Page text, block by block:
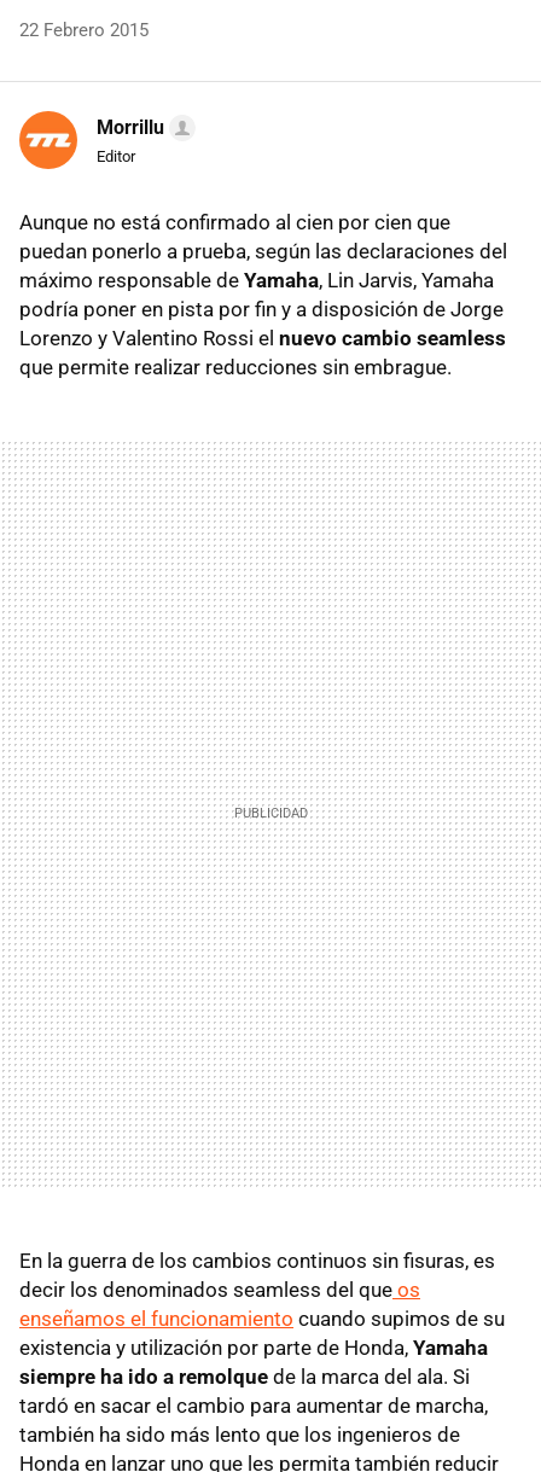
22 Febrero 2015
Morrillu
Editor
Aunque no está confirmado al cien por cien que
puedan ponerlo a prueba, según las declaraciones del
máximo responsable de Yamaha, Lin Jarvis, Yamaha
podría poner en pista por fin y a disposición de Jorge
Lorenzo y Valentino Rossi el nuevo cambio seamless
que permite realizar reducciones sin embrague.
En la guerra de los cambios continuos sin fisuras, es
decir los denominados seamless del que os
enseñamos el funcionamiento cuando supimos de su
existencia y utilización por parte de Honda, Yamaha
siempre ha ido a remolque de la marca del ala. Si
tardó en sacar el cambio para aumentar de marcha,
también ha sido más lento que los ingenieros de
Honda en lanzar uno que les permita también reducir